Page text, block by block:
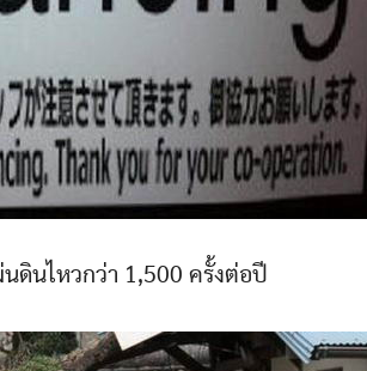
นไหวกว่า 1,500 ครั้งต่อปี